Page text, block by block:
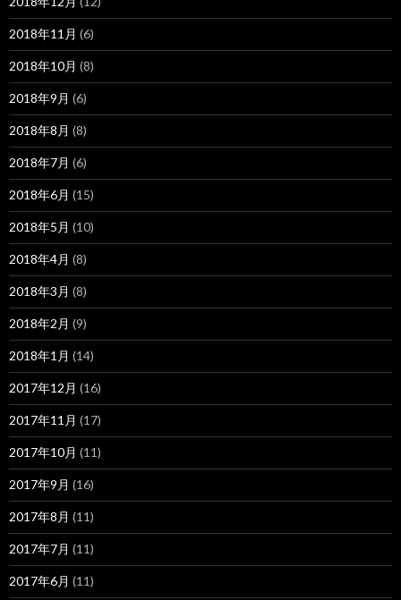
2018年11月 (6)
2018年10月 (8)
2018年9月 (6)
2018年8月 (8)
2018年7月 (6)
2018年6月 (15)
2018年5月 (10)
2018年4月 (8)
2018年3月 (8)
2018年2月 (9)
2018年1月 (14)
2017年12月 (16)
2017年11月 (17)
2017年10月 (11)
2017年9月 (16)
2017年8月 (11)
2017年7月 (11)
2017年6月 (11)